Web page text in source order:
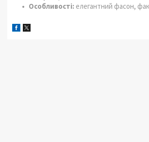
Особливості: елегантний фасон,